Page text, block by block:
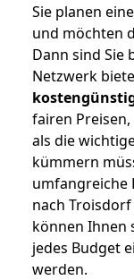
Sie planen
und möchten
Dann sind Sie
Netzwerk
fairen
als die
kümmern
umfangreiche
nach
können Ihnen
jedes Budget
werden.